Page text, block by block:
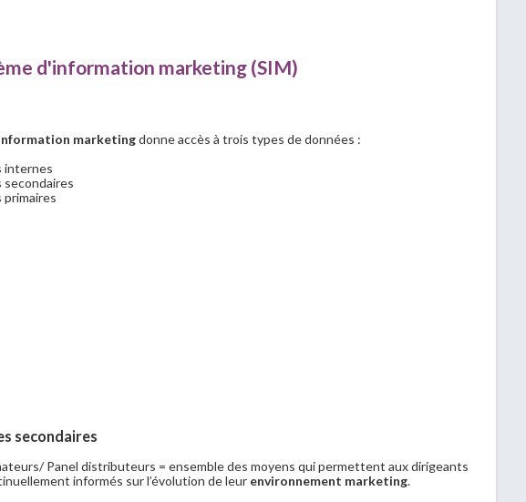
d'information marketing (SIM)
marketingdonne accès à trois types de données :
internes
secondaires
primaires
secondaires
Panel distributeurs = ensemble des moyens qui permettent aux dirigeants
informés sur l’évolution de leur environnement marketing.